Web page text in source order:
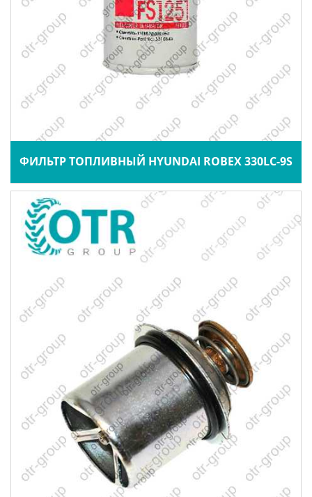
ФИЛЬТР ТОПЛИВНЫЙ HYUNDAI ROBEX 330LC-9S